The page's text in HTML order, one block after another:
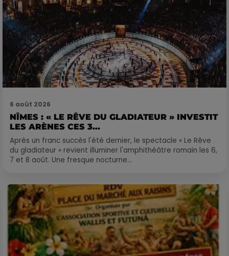
6 août 2026
NÎMES : « LE RÊVE DU GLADIATEUR » INVESTIT
LES ARÈNES CES 3...
Après un franc succès l'été dernier, le spectacle « Le Rêve
du gladiateur » revient illuminer l'amphithéâtre romain les 6,
7 et 8 août. Une fresque nocturne...